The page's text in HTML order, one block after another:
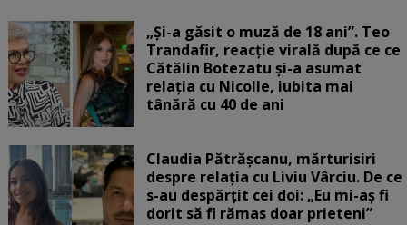
„Și-a găsit o muză de 18 ani”. Teo
Trandafir, reacție virală după ce ce
Cătălin Botezatu și-a asumat
relația cu Nicolle, iubita mai
tânără cu 40 de ani
Claudia Pătrășcanu, mărturisiri
despre relația cu Liviu Vârciu. De ce
s-au despărțit cei doi: „Eu mi-aș fi
dorit să fi rămas doar prieteni”